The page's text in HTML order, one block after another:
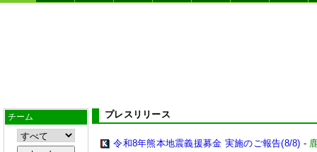
チーム プレスリリース
令和8年熊本地震義援募金 実施のご報告(8/8) -